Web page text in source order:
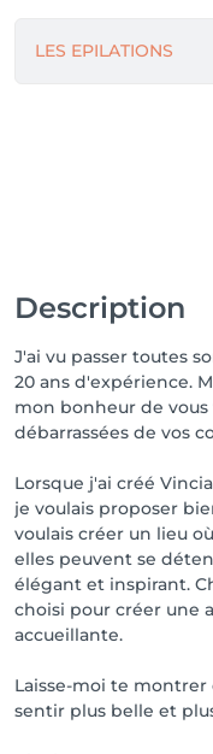
LES EPILATIONS
Description
J'ai vu passer toutes
20 ans d'expérience.
mon bonheur de
débarrassées de vos
Lorsque j'ai créé
je voulais proposer
voulais créer un lieu
elles peuvent se
élégant et inspirant.
choisi pour créer une
accueillante.
Laisse-moi te
sentir plus belle et